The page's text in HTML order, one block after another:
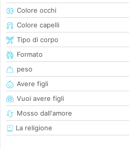
Colore occhi
Colore capelli
Tipo di corpo
Formato
peso
Avere figli
Vuoi avere figli
Mosso dall'amore
La religione